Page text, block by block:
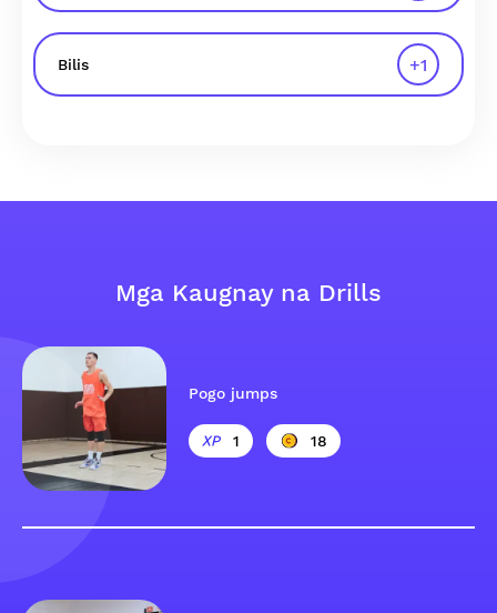
Bilis +1
Mga Kaugnay na Drills
Pogo jumps
1 18